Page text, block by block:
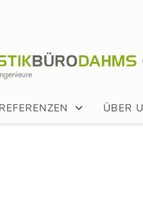
REFERENZEN ÜBER